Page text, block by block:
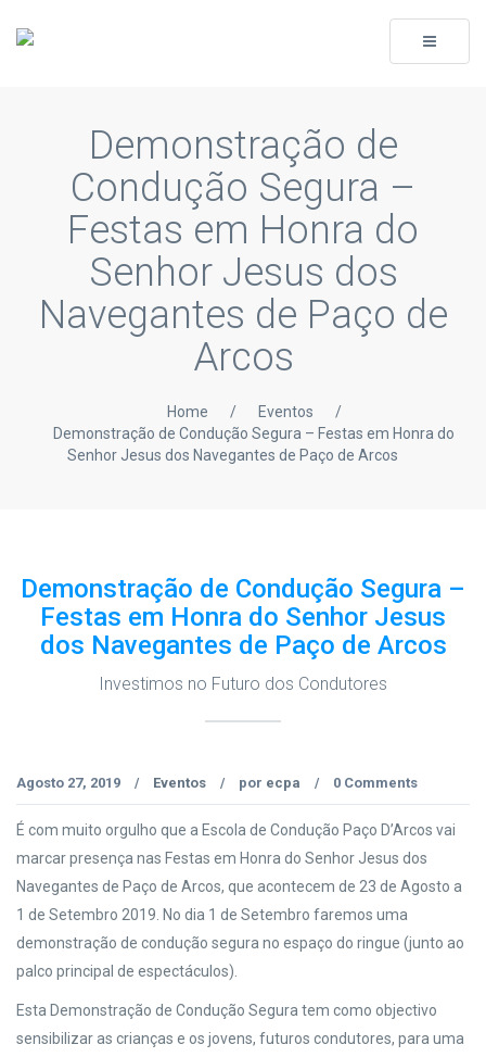
Toggle
Demonstração de
Condução Segura –
Festas em Honra do
Senhor Jesus dos
Navegantes de Paço de
Arcos
Home / Eventos
/
Demonstração de Condução Segura – Festas em Honra do
Senhor Jesus dos Navegantes de Paço de Arcos
Demonstração de Condução Segura –
Festas em Honra do Senhor Jesus
dos Navegantes de Paço de Arcos
Investimos no Futuro dos Condutores
Agosto 27, 2019 / Eventos / por ecpa / 0 Comments
É com muito orgulho que a Escola de Condução Paço D’Arcos vai
marcar presença nas Festas em Honra do Senhor Jesus dos
Navegantes de Paço de Arcos, que acontecem de 23 de Agosto a
1 de Setembro 2019. No dia 1 de Setembro faremos uma
demonstração de condução segura no espaço do ringue (junto ao
palco principal de espectáculos).
Esta Demonstração de Condução Segura tem como objectivo
sensibilizar as crianças e os jovens, futuros condutores, para uma